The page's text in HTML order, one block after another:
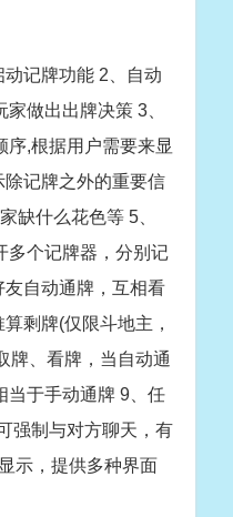
记牌功能 2、自动
做出出牌决策 3、
序,根据用户需要来显
记牌之外的重要信
缺什么花色等 5、
多个记牌器，分别记
自动通牌，互相看
剩牌(仅限斗地主，
牌、看牌，当自动通
当于手动通牌 9、任
强制与对方聊天，有
示，提供多种界面